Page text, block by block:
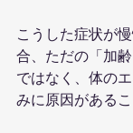
こうした症状が
合、ただの「加
ではなく、体の
みに原因があるこ